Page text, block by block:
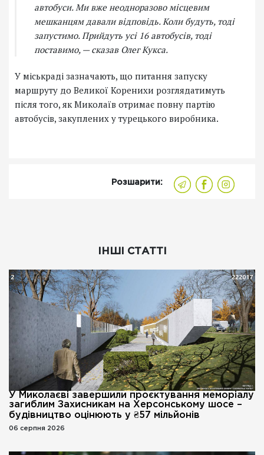
автобуси. Ми вже неодноразово місцевим
мешканцям давали відповідь. Коли будуть, тоді
запустимо. Прийдуть усі 16 автобусів, тоді
поставимо, — сказав Олег Кукса.
У міськраді зазначають, що питання запуску
маршруту до Великої Коренихи розглядатимуть
після того, як Миколаїв отримає повну партію
автобусів, закуплених у турецького виробника.
Розшарити:
ІНШІ СТАТТІ
У Миколаєві завершили проєктування меморіалу
загиблим Захисникам на Херсонському шосе –
будівництво оцінюють у ₴57 мільйонів
06 серпня 2026